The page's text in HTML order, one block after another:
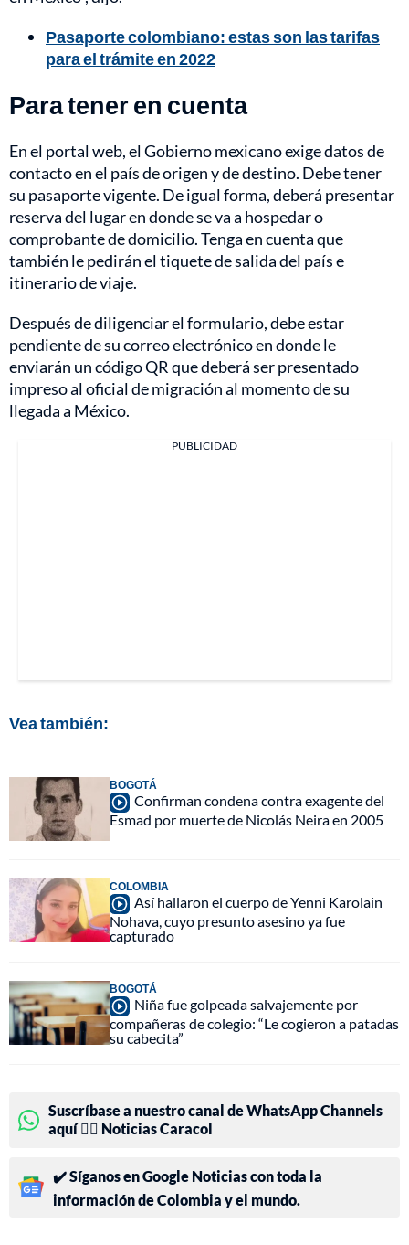
Pasaporte colombiano: estas son las tarifas
para el trámite en 2022
Para tener en cuenta
En el portal web, el Gobierno mexicano exige datos de
contacto en el país de origen y de destino. Debe tener
su pasaporte vigente. De igual forma, deberá presentar
reserva del lugar en donde se va a hospedar o
comprobante de domicilio. Tenga en cuenta que
también le pedirán el tiquete de salida del país e
itinerario de viaje.
Después de diligenciar el formulario, debe estar
pendiente de su correo electrónico en donde le
enviarán un código QR que deberá ser presentado
impreso al oficial de migración al momento de su
llegada a México.
PUBLICIDAD
Vea también:
BOGOTÁ
Confirman condena contra exagente del
Esmad por muerte de Nicolás Neira en 2005
COLOMBIA
Así hallaron el cuerpo de Yenni Karolain
Nohava, cuyo presunto asesino ya fue
capturado
BOGOTÁ
Niña fue golpeada salvajemente por
compañeras de colegio: “Le cogieron a patadas
su cabecita”
Suscríbase a nuestro canal de WhatsApp Channels
aquí 👉🏻 Noticias Caracol
✔️ Síganos en Google Noticias con toda la
información de Colombia y el mundo.